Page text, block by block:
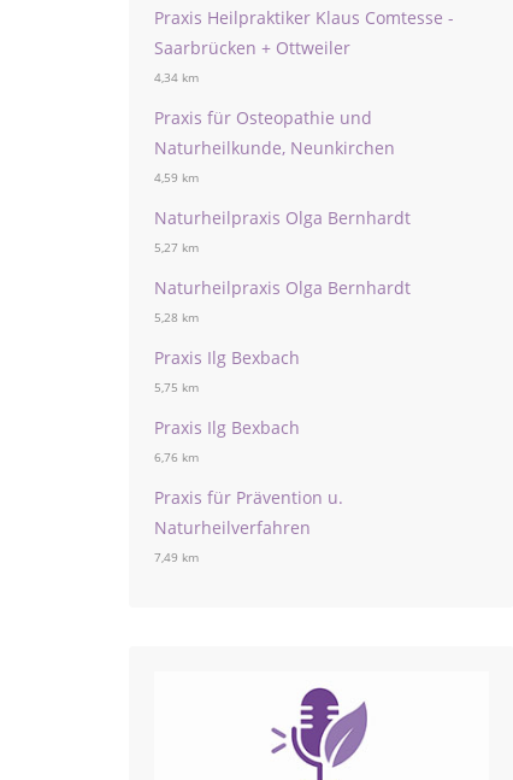
Praxis Heilpraktiker Klaus Comtesse -
Saarbrücken + Ottweiler
4,34 km
Praxis für Osteopathie und
Naturheilkunde, Neunkirchen
4,59 km
Naturheilpraxis Olga Bernhardt
5,27 km
Naturheilpraxis Olga Bernhardt
5,28 km
Praxis Ilg Bexbach
5,75 km
Praxis Ilg Bexbach
6,76 km
Praxis für Prävention u.
Naturheilverfahren
7,49 km